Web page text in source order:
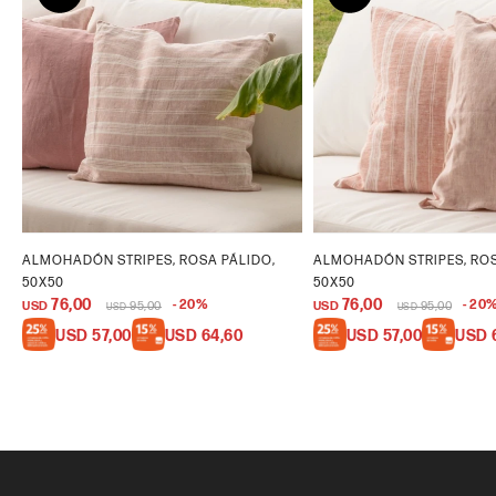
ALMOHADÓN STRIPES, ROSA PÁLIDO,
50X50
USD 76,00 USD 95,00 20
USD 57,00 USD 64,60
ALMOHADÓN STRIPES,
50X50
USD 76,00 USD 95,00 20
USD 57,00 USD